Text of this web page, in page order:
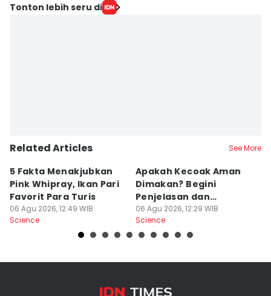
Tonton lebih seru di
Related Articles See More
5 Fakta Menakjubkan
Pink Whipray, Ikan Pari
Favorit Para Turis
06 Agu 2026, 12:49 WIB
Science
Apakah Kecoak Aman
Dimakan? Begini
Penjelasan dan
Faktanya
06 Agu 2026, 12:29 WIB
Science